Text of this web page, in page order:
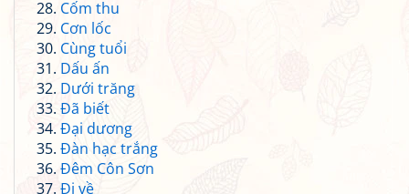
Cốm thu
Cơn lốc
Cùng tuổi
Dấu ấn
Dưới trăng
Đã biết
Đại dương
Đàn hạc trắng
Đêm Côn Sơn
Đi về